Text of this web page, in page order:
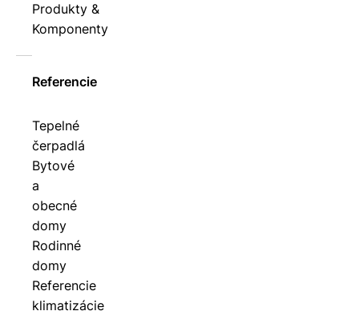
Produkty &
Komponenty
Referencie
Tepelné
čerpadlá
Bytové
a
obecné
domy
Rodinné
domy
Referencie
klimatizácie